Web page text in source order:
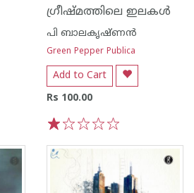
ഗ്രീഷ്മത്തിലെ ഇലകള്‍
പി ബാലകൃഷ്ണന്‍
Green Pepper Publica
Add to Cart
Rs 100.00